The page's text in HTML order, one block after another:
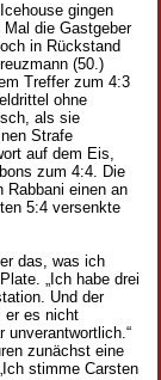
gingen
die Gastgeber
in Rückstand
(50.)
Treffer zum 4:3
ohne
als sie
Strafe
auf dem Eis,
zum 4:4. Die
Rabbani einen an
5:4 versenkte
das, was ich
„Ich habe drei
Und der
er es nicht
unverantwortlich.“
zunächst eine
stimme Carsten